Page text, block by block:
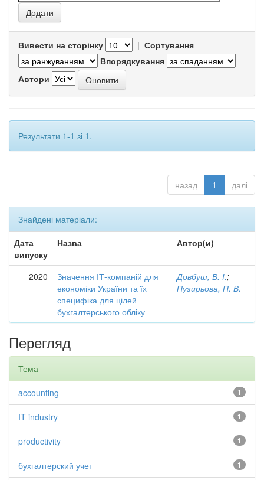
Вивести на сторінку | Сортування
Впорядкування
Автори
Результати 1-1 зі 1.
назад 1 далі
Знайдені матеріали:
Дата
випуску
Назва Автор(и)
2020
Значення ІТ-компаній для
економіки України та їх
специфіка для цілей
бухгалтерського обліку
Довбуш, В. І.;
Пузирьова, П. В.
Перегляд
Тема
1
accounting
1
IT industry
1
productivity
1
бухгалтерский учет